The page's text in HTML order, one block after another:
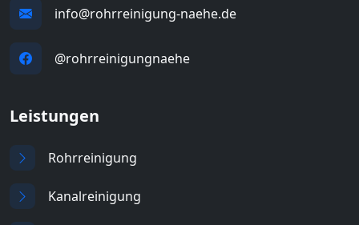
info@rohrreinigung-naehe.de
@rohrreinigungnaehe
Leistungen
Rohrreinigung
Kanalreinigung